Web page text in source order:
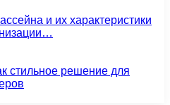
и их характеристики
стильное решение для